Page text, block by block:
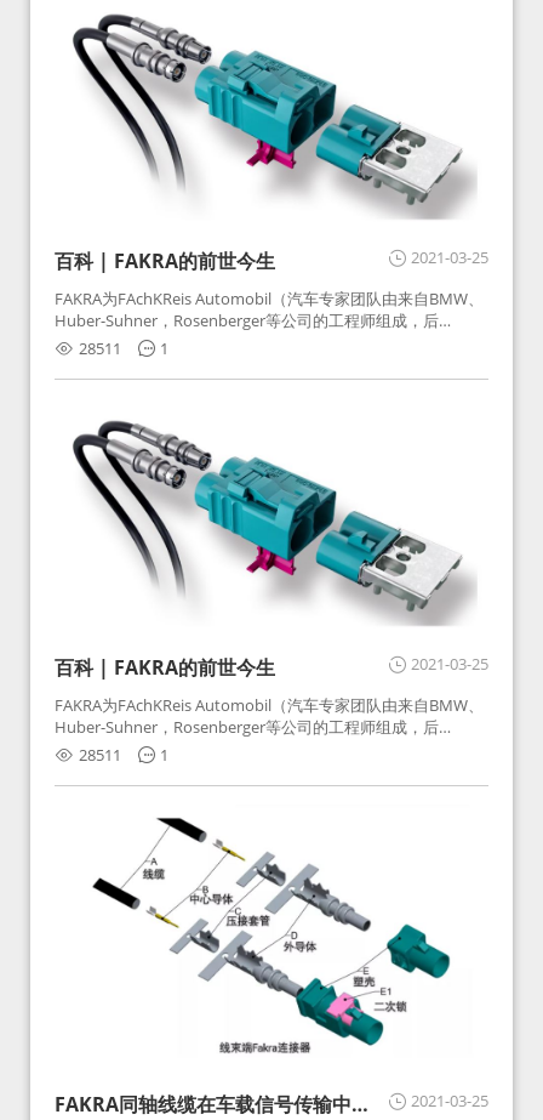
2021-03-25
百科 | FAKRA的前世今生
FAKRA为FAchKReis Automobil（汽车专家团队由来自BMW、
Huber-Suhner，Rosenberger等公司的工程师组成，后
Huber-Suhner相关连接器业务及技术在2010年并入
Rosenberger）缩写。起初为BMW需求用于车载收音机天线连
接，如今FAKRA已成为汽车行业通用标准的射频连接器，被业
28511 1
2021-03-25
百科 | FAKRA的前世今生
FAKRA为FAchKReis Automobil（汽车专家团队由来自BMW、
Huber-Suhner，Rosenberger等公司的工程师组成，后
Huber-Suhner相关连接器业务及技术在2010年并入
Rosenberger）缩写。起初为BMW需求用于车载收音机天线连
接，如今FAKRA已成为汽车行业通用标准的射频连接器，被业
28511 1
2021-03-25
FAKRA同轴线缆在车载信号传输中的